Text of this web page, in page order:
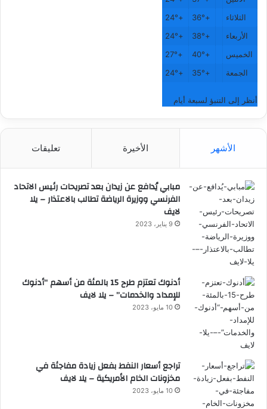
الثلاثاء
+
36°
+
24°
الأربعاء
+
38°
+
24°
الخميس
+
40°
+
27°
الجمعة
+
35°
+
24°
أنظر إلى التنبؤ لسبعة أيام
الأشهر الأخيرة تعليقات
مبابي يُدافع عن زيدان بعد تصريحات رئيس الاتحاد
الفرنسي ووزيرة الرياضة تطالب بالاعتذار – يلا
لايف
9 يناير، 2023
أدنوك تعتزم طرح 15 بالمئة من أسهم “أدنوك
للإمداد والخدمات” – يلا لايف
10 مايو، 2023
تراجع أسعار النفط بفعل زيادة مفاجئة في
مخزونات الخام الأمريكية – يلا لايف
10 مايو، 2023